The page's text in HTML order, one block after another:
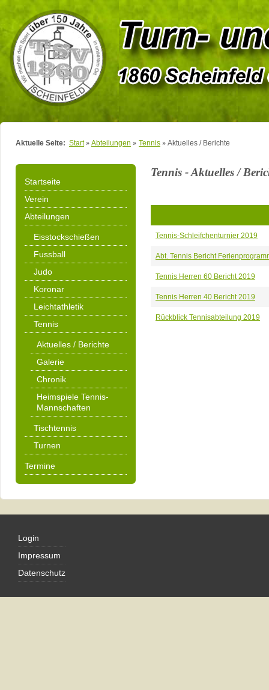
Aktuelle Seite: Start Abteilungen Tennis Aktuelles / Berichte
Startseite
Verein
Abteilungen
Eisstockschießen
Fussball
Judo
Koronar
Leichtathletik
Tennis
Aktuelles / Berichte
Galerie
Chronik
Heimspiele Tennis-
Mannschaften
Tischtennis
Turnen
Termine
Tennis - Aktuelles /
Tennis-Schleifchenturnier 2019
Abt. Tennis Bericht
Tennis Herren 60 Bericht 2019
Tennis Herren 40 Bericht 2019
Rückblick Tennisabteilung 2019
Login
Impressum
Datenschutz